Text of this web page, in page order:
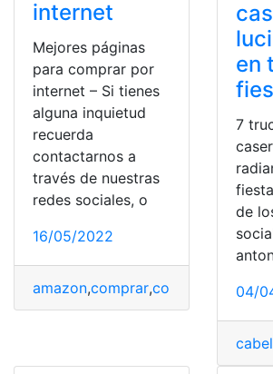
internet
Mejores páginas
para comprar por
internet – Si tienes
alguna inquietud
recuerda
contactarnos a
través de nuestras
redes sociales, o
16/05/2022
amazon,comprar,compras en línea,
en
7
de
04/